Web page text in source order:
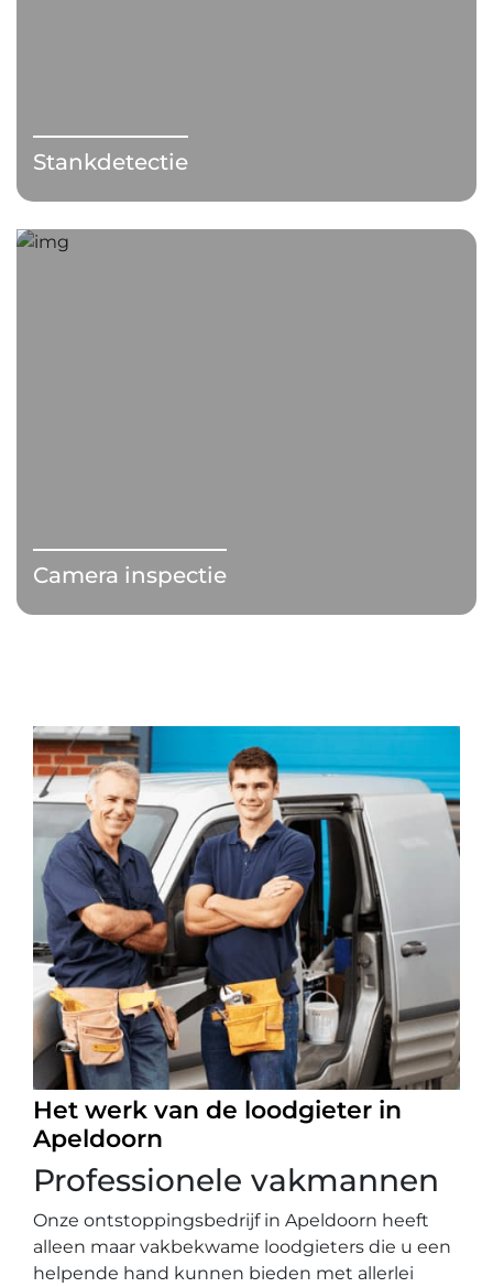
Stankdetectie
Camera inspectie
Het werk van de loodgieter in
Apeldoorn
Professionele vakmannen
Onze ontstoppingsbedrijf in Apeldoorn heeft
alleen maar vakbekwame loodgieters die u een
helpende hand kunnen bieden met allerlei